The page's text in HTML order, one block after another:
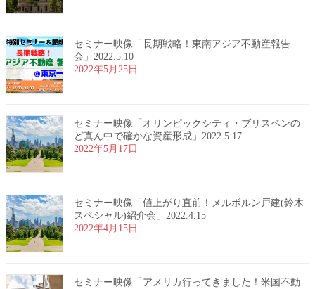
セミナー映像「長期戦略！東南アジア不動産報告
会」2022.5.10
2022年5月25日
セミナー映像「オリンピックシティ・ブリスベンの
ど真ん中で確かな資産形成」2022.5.17
2022年5月17日
セミナー映像「値上がり直前！メルボルン戸建(鈴木
スペシャル)紹介会」2022.4.15
2022年4月15日
セミナー映像「アメリカ行ってきました！米国不動